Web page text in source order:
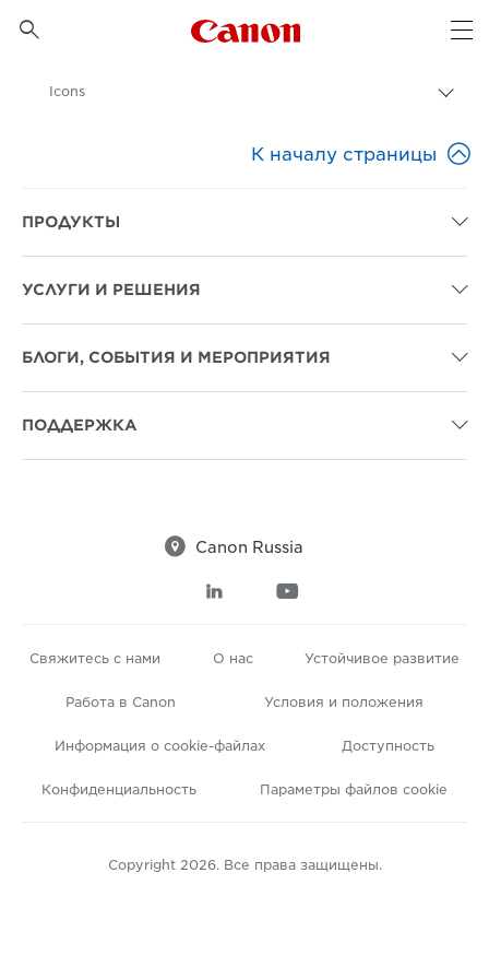

Canon Logo, back to
Бизнес-решения
Icons
К началу страницы 
ПРОДУКТЫ 
УСЛУГИ И РЕШЕНИЯ 
БЛОГИ, СОБЫТИЯ И МЕРОПРИЯТИЯ 
ПОДДЕРЖКА 
 Canon Russia
 
Свяжитесь с нами О нас Устойчивое развитие
Работа в Canon Условия и положения
Информация о cookie-файлах Доступность
Конфиденциальность Параметры файлов cookie
Copyright 2026. Все права защищены.